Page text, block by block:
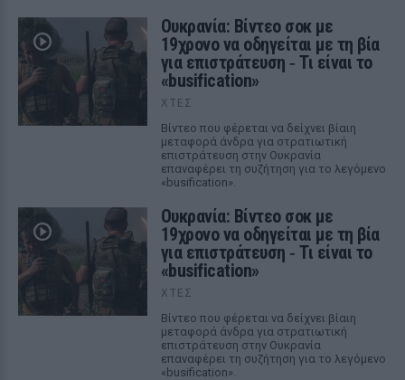
Ουκρανία: Βίντεο σοκ με
19χρονο να οδηγείται με τη βία
για επιστράτευση ‑ Τι είναι το
«busification»
ΧΤΕΣ
Βίντεο που φέρεται να δείχνει βίαιη
μεταφορά άνδρα για στρατιωτική
επιστράτευση στην Ουκρανία
επαναφέρει τη συζήτηση για το λεγόμενο
«busification».
Ουκρανία: Βίντεο σοκ με
19χρονο να οδηγείται με τη βία
για επιστράτευση ‑ Τι είναι το
«busification»
ΧΤΕΣ
Βίντεο που φέρεται να δείχνει βίαιη
μεταφορά άνδρα για στρατιωτική
επιστράτευση στην Ουκρανία
επαναφέρει τη συζήτηση για το λεγόμενο
«busification».